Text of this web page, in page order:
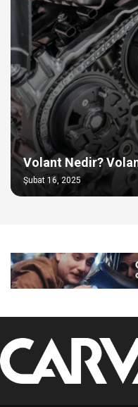
Volant Nedir?
Şubat 16, 2025